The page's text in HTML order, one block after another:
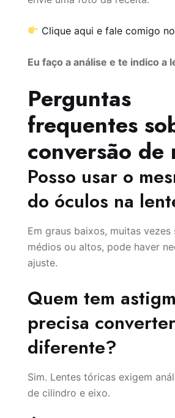
Clique aqui e fale comigo
Eu faço a análise e te indico a
Perguntas
frequentes
conversão de
Posso usar o
do óculos na
Em graus baixos, muitas vezes
médios ou altos, pode haver
ajuste.
Quem tem
precisa converter
diferente?
Sim. Lentes tóricas exigem
de cilindro e eixo.